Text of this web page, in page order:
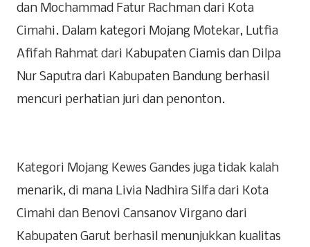
dan Mochammad Fatur Rachman dari Kota
Cimahi. Dalam kategori Mojang Motekar, Lutfia
Afifah Rahmat dari Kabupaten Ciamis dan Dilpa
Nur Saputra dari Kabupaten Bandung berhasil
mencuri perhatian juri dan penonton.
Kategori Mojang Kewes Gandes juga tidak kalah
menarik, di mana Livia Nadhira Silfa dari Kota
Cimahi dan Benovi Cansanov Virgano dari
Kabupaten Garut berhasil menunjukkan kualitas